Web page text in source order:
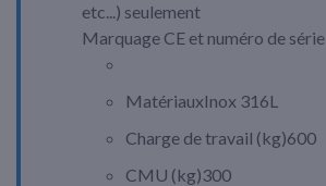
etc...) seulement
Marquage CE et numéro de série
MatériauxInox 316L
Charge de travail (kg)600
CMU (kg)300